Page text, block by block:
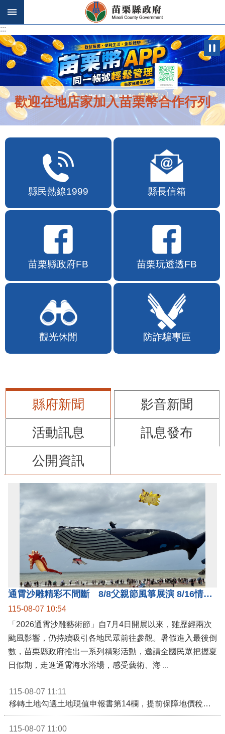
跳到主要內容區塊
:::
:::
歡迎在地店家加入苗栗幣合作行列
縣民熱線1999 縣長信箱
苗栗縣政府FB 苗栗玩透透FB
觀光休閒 防詐騙專區
縣府新聞
影音新聞
活動訊息
訊息發布
公開資訊
通霄沙雕精彩不間斷 8/8父親節風箏展演 8/16情人節66對浪漫挑戰送好禮
115-08-07 10:54
「2026通霄沙雕藝術節」自7月4日開展以來，雖歷經兩次
颱風影響，仍持續吸引各地民眾前往參觀。暑假進入最後倒
數，苗栗縣政府推出一系列精彩活動，邀請全國民眾把握夏
日假期，走進通霄海水浴場，感受藝術、海 ...
115-08-07 11:11
移轉土地勾選土地現值申報書第14欄，提前保障地價稅節稅權益
115-08-07 11:00